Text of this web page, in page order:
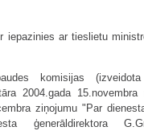
iepazinies ar tieslietu
komisijas
2004.gada 15.novembra
ziņojumu "Par
ģenerāldirektora